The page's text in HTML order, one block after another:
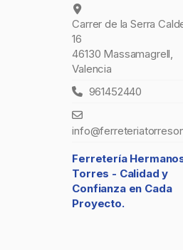
Carrer de la Serra
16
46130 Massamagrell,
Valencia
961452440
Ferretería
Torres - Calidad y
Confianza en Cada
Proyecto.